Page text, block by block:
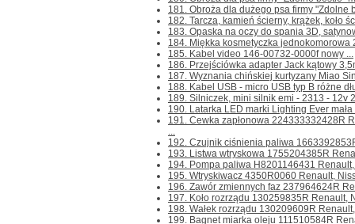
181. Obroża dla dużego psa firmy "Zdolne
182. Tarcza, kamień ścierny, krążek, koło
183. Opaska na oczy do spania 3D,
184. Miękka kosmetyczka jednokomorowa
185. Kabel video 146-00732-0000f nowy ...
186. Przejściówka adapter Jack kątowy
187. Wyznania chińskiej kurtyzany Miao
188. Kabel USB - micro USB typ B różne
189. Silniczek, mini silnik emi - 2313 - 12v
190. Latarka LED marki Lighting Ever
191. Cewka zapłonowa 224333332428R
...
192. Czujnik ciśnienia paliwa
193. Listwa wtryskowa 1755204385R
194. Pompa paliwa H8201146431
195. Wtryskiwacz 4350R0060 Renault,
196. Zawór zmiennych faz 237964624R
197. Koło rozrządu 130259835R Renault,
198. Wałek rozrządu 130209609R
199. Bagnet miarka oleju 111510584R